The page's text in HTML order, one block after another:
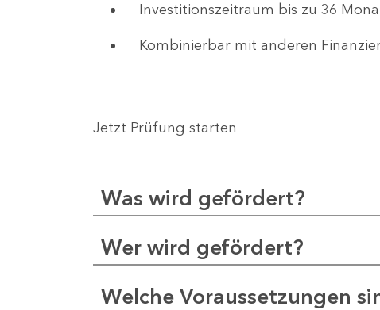
Investitionszeitraum bis zu 36
Kombinierbar mit anderen
Jetzt Prüfung starten
Was wird gefördert?
Wer wird gefördert?
Welche Voraussetzungen